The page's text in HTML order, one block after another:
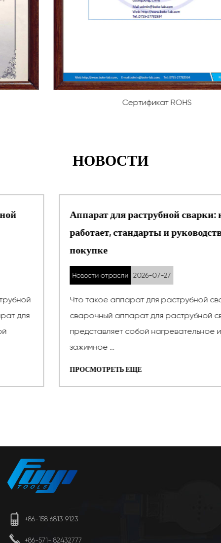
Сертификат ROHS
НОВОСТИ
Аппарат для раструбной сварки: как он
работает, стандарты и руководство по
Новости отрасли 2026-07-27
Что такое аппарат для раструбной сварки? A
сварочный аппарат для раструбной сварки
представляет собой нагревательное и
ПРОСМОТРЕТЬ ЕЩЕ
+86-158 6813 9123
+86-571- 82432777